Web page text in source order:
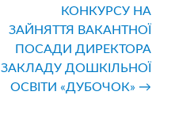
КОНКУРСУ НА
ЗАЙНЯТТЯ ВАКАНТНОЇ
ПОСАДИ ДИРЕКТОРА
ЗАКЛАДУ ДОШКІЛЬНОЇ
ОСВІТИ «ДУБОЧОК» →